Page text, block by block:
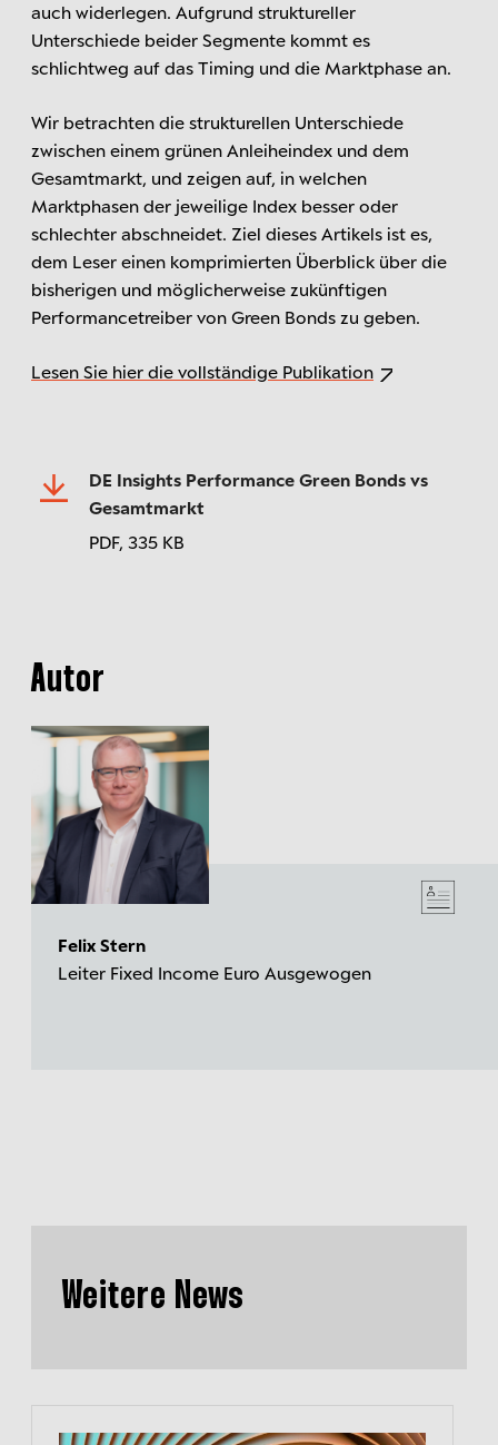
auch widerlegen. Aufgrund struktureller
Unterschiede beider Segmente kommt es
schlichtweg auf das Timing und die Marktphase an.
Wir betrachten die strukturellen Unterschiede
zwischen einem grünen Anleiheindex und dem
Gesamtmarkt, und zeigen auf, in welchen
Marktphasen der jeweilige Index besser oder
schlechter abschneidet. Ziel dieses Artikels ist es,
dem Leser einen komprimierten Überblick über die
bisherigen und möglicherweise zukünftigen
Performancetreiber von Green Bonds zu geben.
Lesen Sie hier die vollständige Publikation
DE Insights Performance Green Bonds vs
Gesamtmarkt
PDF, 335 KB
Autor
Felix Stern
Leiter Fixed Income Euro Ausgewogen
Weitere News